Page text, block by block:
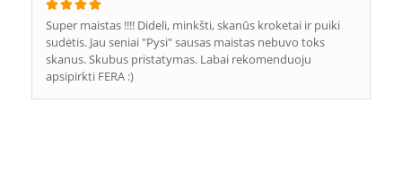
Super maistas !!!! Dideli, minkšti, skanūs kroketai ir puiki
sudėtis. Jau seniai "Pysi" sausas maistas nebuvo toks
skanus. Skubus pristatymas. Labai rekomenduoju
apsipirkti FERA :)